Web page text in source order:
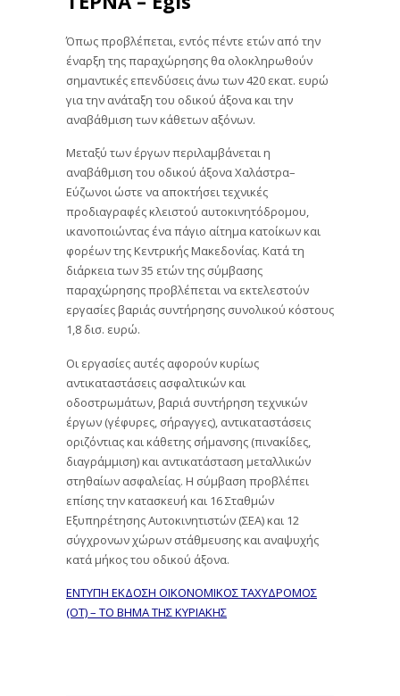
Όπως προβλέπεται, εντός πέντε ετών από την
έναρξη της παραχώρησης θα ολοκληρωθούν
σημαντικές επενδύσεις άνω των 420 εκατ. ευρώ
για την ανάταξη του οδικού άξονα και την
αναβάθμιση των κάθετων αξόνων.
Μεταξύ των έργων περιλαμβάνεται η
αναβάθμιση του οδικού άξονα Χαλάστρα–
Εύζωνοι ώστε να αποκτήσει τεχνικές
προδιαγραφές κλειστού αυτοκινητόδρομου,
ικανοποιώντας ένα πάγιο αίτημα κατοίκων και
φορέων της Κεντρικής Μακεδονίας. Κατά τη
διάρκεια των 35 ετών της σύμβασης
παραχώρησης προβλέπεται να εκτελεστούν
εργασίες βαριάς συντήρησης συνολικού κόστους
1,8 δισ. ευρώ.
Οι εργασίες αυτές αφορούν κυρίως
αντικαταστάσεις ασφαλτικών και
οδοστρωμάτων, βαριά συντήρηση τεχνικών
έργων (γέφυρες, σήραγγες), αντικαταστάσεις
οριζόντιας και κάθετης σήμανσης (πινακίδες,
διαγράμμιση) και αντικατάσταση μεταλλικών
στηθαίων ασφαλείας. Η σύμβαση προβλέπει
επίσης την κατασκευή και 16 Σταθμών
Εξυπηρέτησης Αυτοκινητιστών (ΣΕΑ) και 12
σύγχρονων χώρων στάθμευσης και αναψυχής
κατά μήκος του οδικού άξονα.
ΕΝΤΥΠΗ ΕΚΔΟΣΗ ΟΙΚΟΝΟΜΙΚΟΣ ΤΑΧΥΔΡΟΜΟΣ
(ΟΤ) – ΤΟ ΒΗΜΑ ΤΗΣ ΚΥΡΙΑΚΗΣ